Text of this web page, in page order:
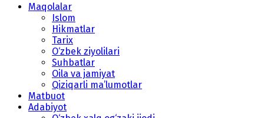
Maqolalar
Islom
Hikmatlar
Tarix
O‘zbek ziyolilari
Suhbatlar
Oila va jamiyat
Qiziqarli ma’lumotlar
Matbuot
Adabiyot